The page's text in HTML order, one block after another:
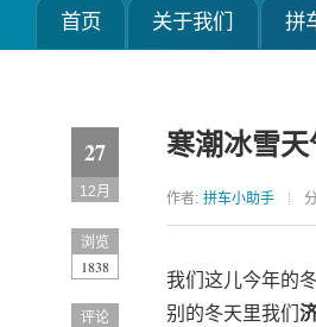
首页 关于我们 拼
寒潮冰雪天
27
12月 作者: 拼车小助手
我们这儿今年的
别的冬天里我们
浏览
1838
评论